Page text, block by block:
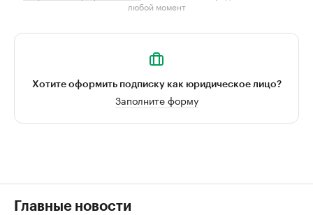
любой момент
Хотите оформить подписку как юридическое лицо?
Заполните форму
Главные новости